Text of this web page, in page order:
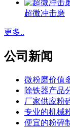
超微冲击磨
更多..
公司新闻
微粉磨价值
除铁器产品
厂家供应粉
专业的机械
便宜的粉碎